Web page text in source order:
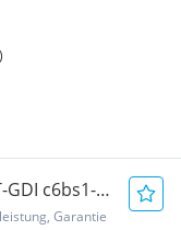
GDI c6bs1-
Garantie